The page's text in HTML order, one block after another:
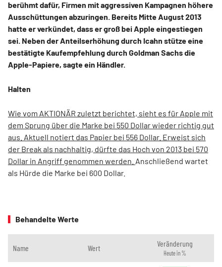
berühmt dafür, Firmen mit aggressiven Kampagnen höhere
Ausschüttungen abzuringen. Bereits Mitte August 2013
hatte er verkündet, dass er groß bei Apple eingestiegen
sei. Neben der Anteilserhöhung durch Icahn stütze eine
bestätigte Kaufempfehlung durch Goldman Sachs die
Apple-Papiere, sagte ein Händler.
Halten
Wie vom AKTIONÄR zuletzt berichtet, sieht es für Apple mit
dem Sprung über die Marke bei 550 Dollar wieder richtig gut
aus. Aktuell notiert das Papier bei 556 Dollar. Erweist sich
der Break als nachhaltig, dürfte das Hoch von 2013 bei 570
Dollar in Angriff genommen werden. Anschließend wartet
als Hürde die Marke bei 600 Dollar.
Behandelte Werte
Name Wert Veränderung
Heute in %